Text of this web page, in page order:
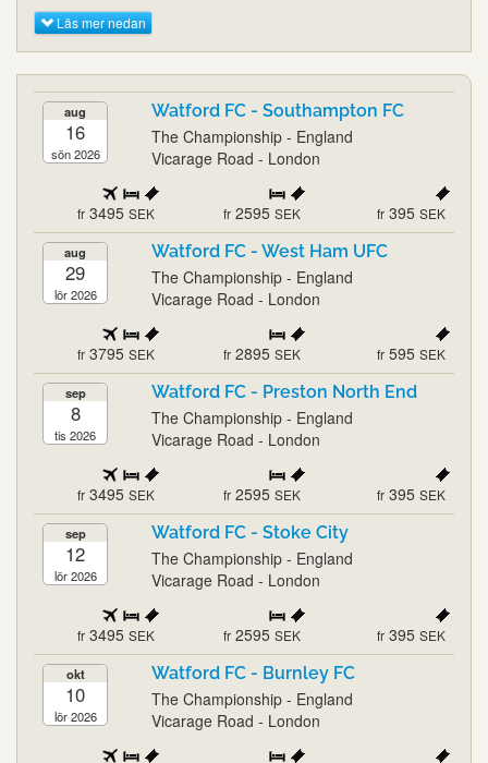
Läs mer nedan
aug
16
sön 2026
Watford FC - Southampton FC
The Championship - England
Vicarage Road - London
fr 3495 SEK fr 2595 SEK fr 395 SEK
aug
29
lör 2026
Watford FC - West Ham UFC
The Championship - England
Vicarage Road - London
fr 3795 SEK fr 2895 SEK fr 595 SEK
sep
8
tis 2026
Watford FC - Preston North End
The Championship - England
Vicarage Road - London
fr 3495 SEK fr 2595 SEK fr 395 SEK
sep
12
lör 2026
Watford FC - Stoke City
The Championship - England
Vicarage Road - London
fr 3495 SEK fr 2595 SEK fr 395 SEK
okt
10
lör 2026
Watford FC - Burnley FC
The Championship - England
Vicarage Road - London